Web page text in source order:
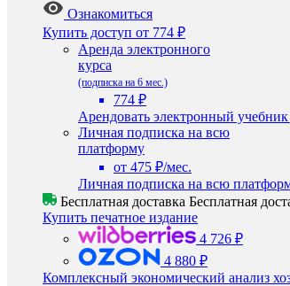
Ознакомиться
Купить доступ от 774 ₽
Аренда электронного
курса
(подписка на 6 мес.)
774 ₽
Арендовать электронный
Личная подписка на всю
платформу
от 475 ₽/мес.
Личная подписка на всю
Бесплатная доставка Бесплатная
Купить печатное издание
4 726 ₽
4 880 ₽
Комплексный экономический анализ